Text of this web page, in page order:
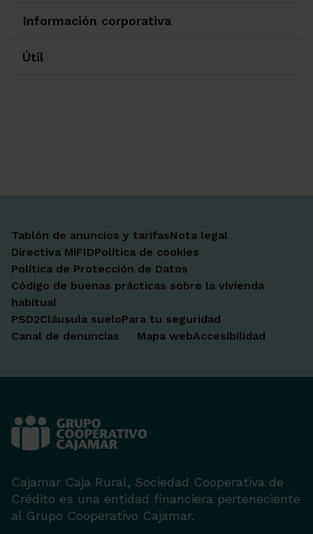
Información corporativa
Útil
Tablón de anuncios y tarifasNota legal
Directiva MiFIDPolítica de cookies
Política de Protección de Datos
Código de buenas prácticas sobre la vivienda
habitual
PSD2Cláusula sueloPara tu seguridad
Canal de denuncias
Mapa webAccesibilidad
Cajamar Caja Rural, Sociedad Cooperativa de
Crédito es una entidad financiera perteneciente
al Grupo Cooperativo Cajamar.